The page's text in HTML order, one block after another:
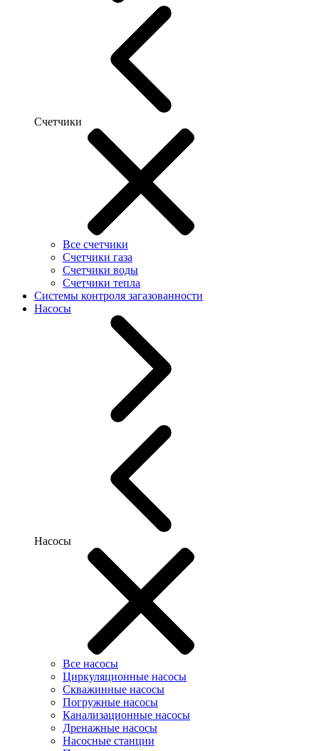
Счетчики
Все счетчики
Счетчики газа
Счетчики воды
Счетчики тепла
Системы контроля загазованности
Насосы
Насосы
Все насосы
Циркуляционные насосы
Скважинные насосы
Погружные насосы
Канализационные насосы
Дренажные насосы
Насосные станции